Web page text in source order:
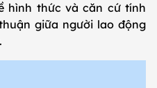
hình thức và căn cứ tính
giữa người lao động